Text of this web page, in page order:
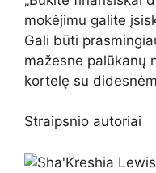
mokėjimu galite
Gali būti
mažesne palūkanų
kortelę su
Straipsnio autoriai